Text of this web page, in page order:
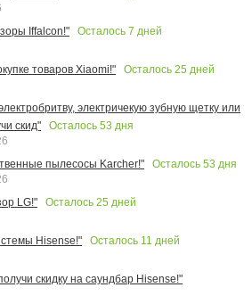
Iffalcon!"
Осталось 7 дней
товаров Xiaomi!"
Осталось 25 дней
электричекую зубную щетку или
скид"
Осталось 53 дня
пылесосы Karcher!"
Осталось 53 дня
LG!"
Осталось 25 дней
Hisense!"
Осталось 11 дней
скидку на саундбар Hisense!"